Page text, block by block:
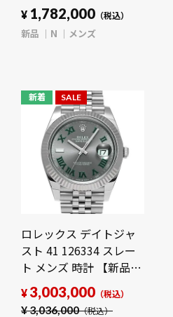
ョン 500本限定
CBS221B.BS.0045 ブラ
ック メンズ 時計 【新
¥ 1,782,000 （税込）
新品 N メンズ
新着 SALE
ロレックス デイトジャ
スト 41 126334 スレー
ト メンズ 時計 【新品】
【wristwatch】
¥3,036,000（税込）
¥ 3,003,000 （税込）